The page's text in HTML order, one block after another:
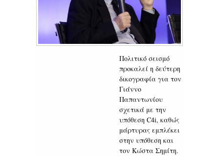
Πολιτικό σεισμό
προκαλεί η δεύτερη
δικογραφία για τον
Γιάννο
Παπαντωνίου
σχετικά με την
υπόθεση C4i, καθώς
μάρτυρας εμπλέκει
στην υπόθεση και
τον Κώστα Σημίτη.